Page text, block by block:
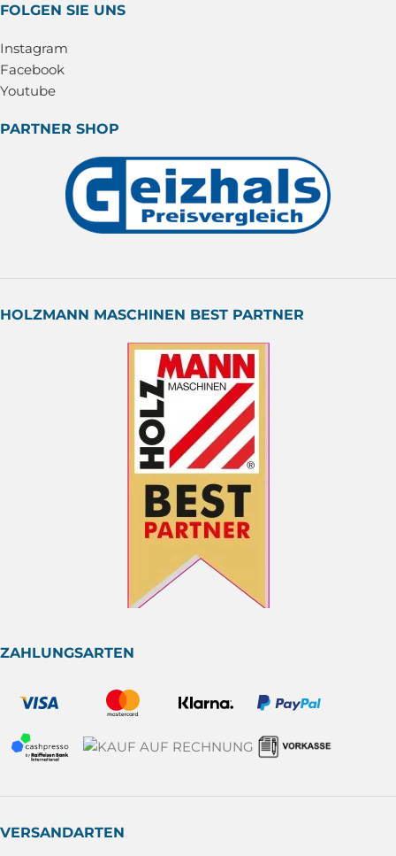
FOLGEN SIE UNS
Instagram
Facebook
Youtube
PARTNER SHOP
HOLZMANN MASCHINEN BEST PARTNER
ZAHLUNGSARTEN
VERSANDARTEN